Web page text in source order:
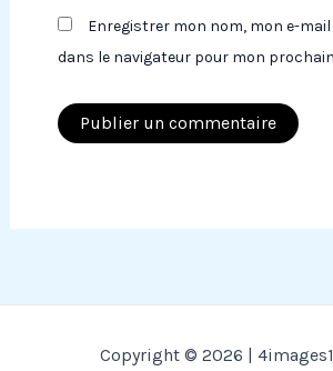
Enregistrer mon nom, mon e-
dans le navigateur pour mon
Copyright © 2026 |